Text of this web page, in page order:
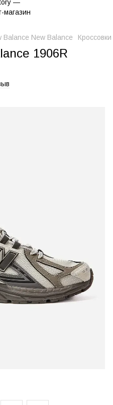
Balance New Balance
1906R